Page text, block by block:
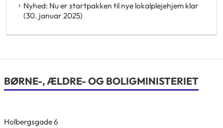
Nyhed: Nu er startpakken til nye lokalplejehjem klar
(30. januar 2025)
BØRNE-, ÆLDRE- OG BOLIGMINISTERIET
Holbergsgade 6